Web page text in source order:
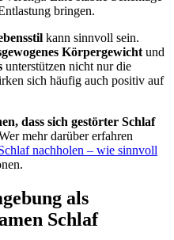
bringen.
kann sinnvoll sein.
Körpergewicht und
unterstützen nicht nur die
sich häufig auch positiv auf
dass sich gestörter Schlaf
mehr darüber erfahren
nachholen – wie sinnvoll
als
Schlaf